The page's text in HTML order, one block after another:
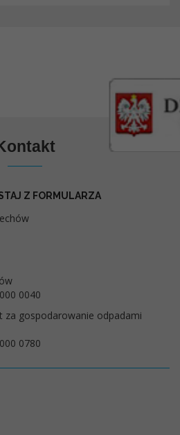
Z FORMULARZA
0040
za gospodarowanie odpadami
0780